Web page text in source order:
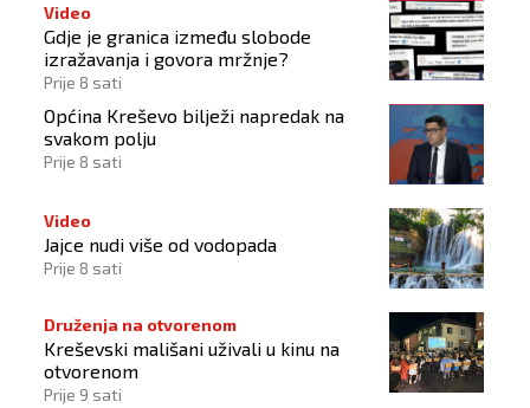
Video
Gdje je granica između slobode
izražavanja i govora mržnje?
Prije 8 sati
Općina Kreševo bilježi napredak na
svakom polju
Prije 8 sati
Video
Jajce nudi više od vodopada
Prije 8 sati
Druženja na otvorenom
Kreševski mališani uživali u kinu na
otvorenom
Prije 9 sati